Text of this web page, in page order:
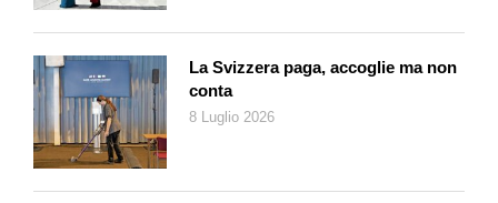
Andrea-Malpelo può solo prendere atto della loro ineluttabilità:
«Penso ai muli da soma che arrancano in salita crepando
senza voltarsi, senza chiedersi se esiste di meglio, fedeli al
loro carico e alla loro sorte».
Salvarsi significa confinarsi entro il perimetro della materialità e
delle occupazioni, in cui l’uomo può ancora illudersi che le
cose siano controllabili e meno minacciose: Andrea che si
La Svizzera paga, accoglie ma non
conta
8 Luglio 2026